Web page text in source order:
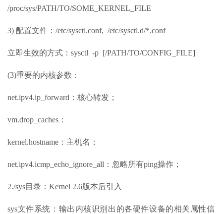
/proc/sys/PATH/TO/SOME_KERNEL_FILE
3) 配置文件：/etc/sysctl.conf, /etc/sysctl.d/*.conf
立即生效的方式：sysctl -p [/PATH/TO/CONFIG_FILE]
(3)重要的内核参数：
net.ipv4.ip_forward：核心转发；
vm.drop_caches：
kernel.hostname：主机名；
net.ipv4.icmp_echo_ignore_all：忽略所有ping操作；
2./sys目录：Kernel 2.6版本后引入
sys文件系统：输出内核识别出的各硬件设备的相关属性信